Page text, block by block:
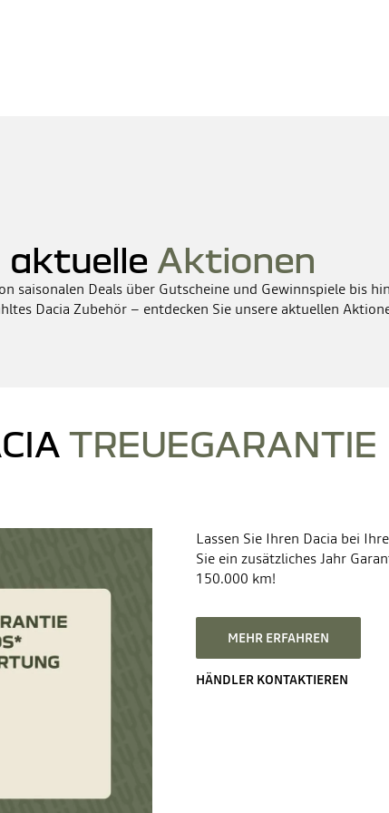
aktuelle Aktionen
saisonalen Deals über Gutscheine und Gewinnspiele bis
Dacia Zubehör – entdecken Sie unsere aktuellen
TREUEGARANTIE
Lassen Sie Ihren Dacia bei
Sie ein zusätzliches Jahr
150.000 km!
MEHR ERFAHREN
HÄNDLER KONTAKTIEREN